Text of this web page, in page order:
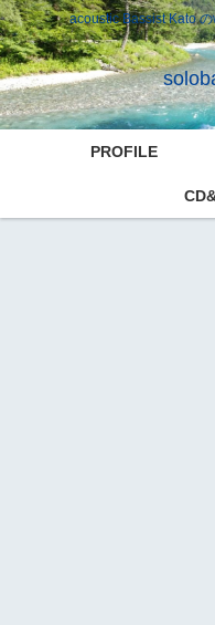
acoustic Bassist Kato
PROFILE